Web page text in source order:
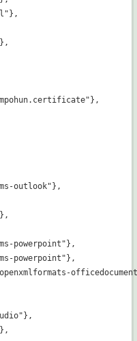
outlook"},
powerpoint"},
powerpoint"},